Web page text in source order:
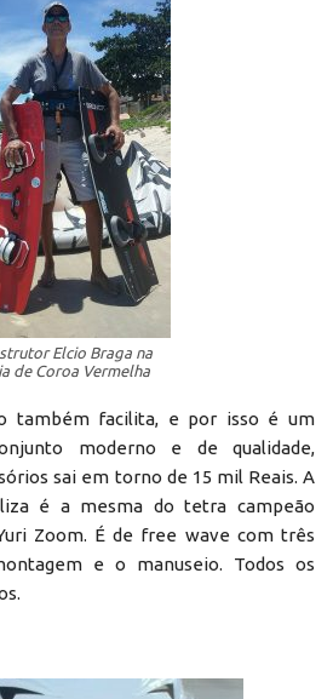
Elcio Braga na
de Coroa Vermelha
também facilita, e por isso é um
moderno e de qualidade,
sai em torno de 15 mil Reais. A
é a mesma do tetra campeão
Zoom. É de free wave com três
e o manuseio. Todos os